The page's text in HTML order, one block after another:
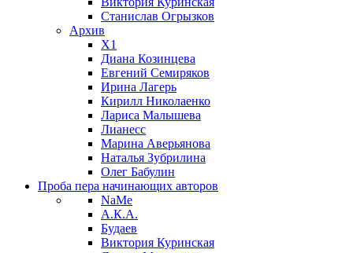
Станислав Огрызков
Архив
X1
Диана Козинцева
Евгений Семиряков
Ирина Лагерь
Кирилл Николаенко
Лариса Малышева
Лианесс
Марина Аверьянова
Наталья Зубрилина
Олег Бабулин
Проба пера начинающих авторов
NaMe
А.К.А.
Будаев
Виктория Куринская